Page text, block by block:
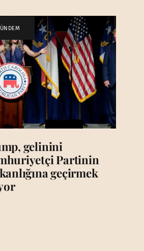
gelinini
Partinin
geçirmek